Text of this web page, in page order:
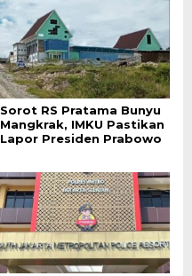
Sorot RS Pratama Bunyu
Mangkrak, IMKU Pastikan
Lapor Presiden Prabowo